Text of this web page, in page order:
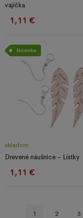
vajíčka
1,11 €
Novinka
skladom
Drevené náušnice - Lístky
1,11 €
1 2 3